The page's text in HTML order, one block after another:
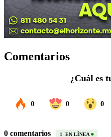
Comentarios